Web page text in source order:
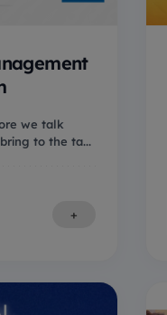
we talk
to the ta...
+